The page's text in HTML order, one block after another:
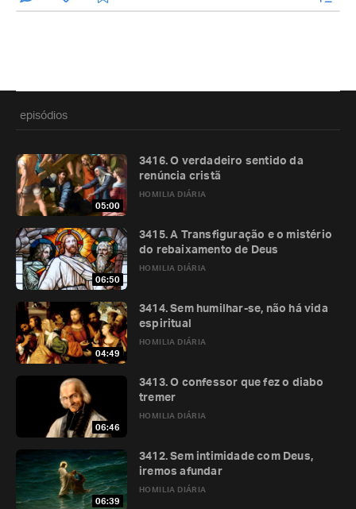
episódios
05:00
HOMILIA DIÁRIA
3416. O verdadeiro sentido da
renúncia cristã
06:50
HOMILIA DIÁRIA
3415. A Transfiguração e o mistério
do rebaixamento de Deus
04:49
HOMILIA DIÁRIA
3414. Sem humilhar-se, não há vida
espiritual
06:46
HOMILIA DIÁRIA
3413. O confessor que fez o diabo
tremer
06:39
HOMILIA DIÁRIA
3412. Sem intimidade com Deus,
iremos afundar